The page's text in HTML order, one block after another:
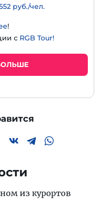
руб./чел.
!
с RGB Tour!
из курортов